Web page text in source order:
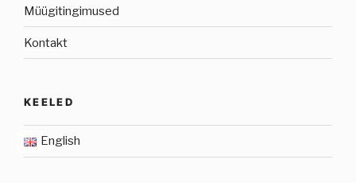
Müügitingimused
Kontakt
KEELED
English